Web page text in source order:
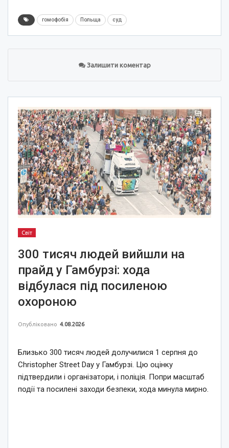
гомофобія Польща суд
Залишити коментар
Світ
300 тисяч людей вийшли на
прайд у Гамбурзі: хода
відбулася під посиленою
охороною
Опубліковано 4.08.2026
Близько 300 тисяч людей долучилися 1 серпня до
Christopher Street Day у Гамбурзі. Цю оцінку
підтвердили і організатори, і поліція. Попри масштаб
події та посилені заходи безпеки, хода минула мирно.